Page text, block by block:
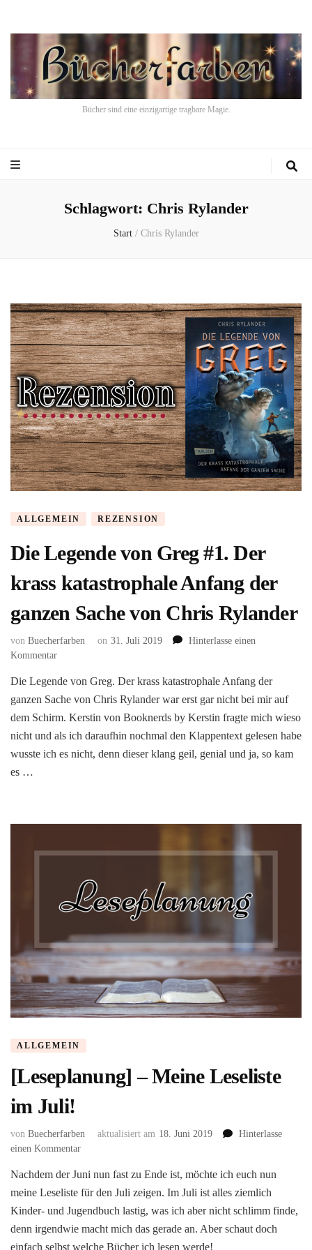
Bücher sind eine einzigartige tragbare Magie.
Schlagwort: Chris Rylander
Start / Chris Rylander
ALLGEMEIN REZENSION
Die Legende von Greg #1. Der
krass katastrophale Anfang der
ganzen Sache von Chris Rylander
von Buecherfarben on 31. Juli 2019
Hinterlasse einen
Kommentarzu
Legende
von
Greg
Der
krass
Die Legende von Greg. Der krass katastrophale Anfang der
ganzen Sache von Chris Rylander war erst gar nicht bei mir auf
dem Schirm. Kerstin von Booknerds by Kerstin fragte mich wieso
nicht und als ich daraufhin nochmal den Klappentext gelesen habe
wusste ich es nicht, denn dieser klang geil, genial und ja, so kam
es …
ALLGEMEIN
[Leseplanung] – Meine Leseliste
im Juli!
von Buecherfarben aktualisiert am 18. Juni 2019
Hinterlasse
einen Kommentarzu
–
Meine
Leseliste
Juli!
Nachdem der Juni nun fast zu Ende ist, möchte ich euch nun
meine Leseliste für den Juli zeigen. Im Juli ist alles ziemlich
Kinder- und Jugendbuch lastig, was ich aber nicht schlimm finde,
denn irgendwie macht mich das gerade an. Aber schaut doch
einfach selbst welche Bücher ich lesen werde!